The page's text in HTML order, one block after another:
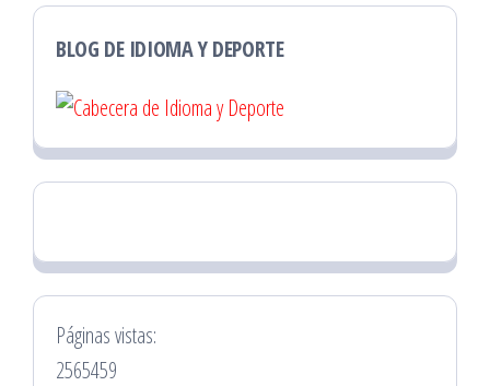
BLOG DE IDIOMA Y DEPORTE
Páginas vistas:
2565459